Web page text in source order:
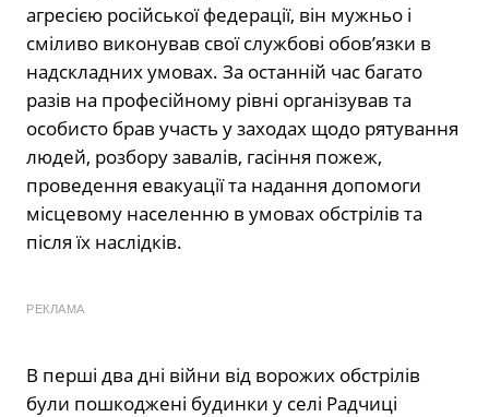
агресією російської федерації, він мужньо і
сміливо виконував свої службові обов’язки в
надскладних умовах. За останній час багато
разів на професійному рівні організував та
особисто брав участь у заходах щодо рятування
людей, розбору завалів, гасіння пожеж,
проведення евакуації та надання допомоги
місцевому населенню в умовах обстрілів та
після їх наслідків.
РЕКЛАМА
В перші два дні війни від ворожих обстрілів
були пошкоджені будинки у селі Радчиці